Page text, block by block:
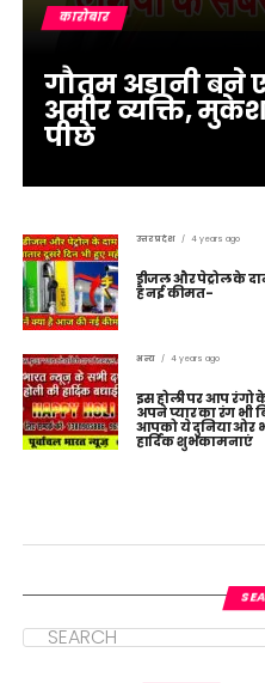
कारोबार
गौतम अडानी बने
अमीर व्यक्ति,
पीछे
उत्तर प्रदेश 4 years ago
डीजल और पेट्रोल के
है नई कीमत-
अन्य 4 years ago
इस होली पर आप रंगो
अपने प्यार का रंग भी
आपको ये दुनिया ओर
हार्दिक शुभकामनाएं